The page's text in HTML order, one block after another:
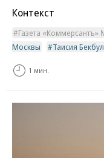
Контекст
Газета «Коммерсантъ»
Москвы
Таисия
1 мин.